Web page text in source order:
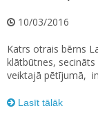
10/03/2016
Katrs otrais bērns
klātbūtnes,
veiktajā pētījumā,
Lasīt tālāk